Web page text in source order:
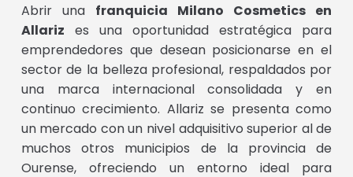
Abrir una franquicia Milano Cosmetics en
Allariz es una oportunidad estratégica para
emprendedores que desean posicionarse en el
sector de la belleza profesional, respaldados por
una marca internacional consolidada y en
continuo crecimiento. Allariz se presenta como
un mercado con un nivel adquisitivo superior al de
muchos otros municipios de la provincia de
Ourense, ofreciendo un entorno ideal para